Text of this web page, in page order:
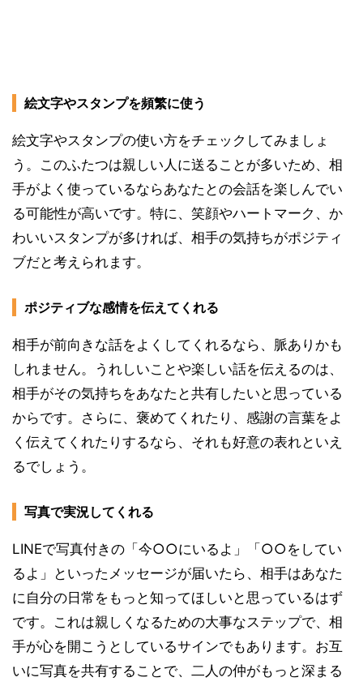
絵文字やスタンプを頻繁に使う
絵文字やスタンプの使い方をチェックしてみましょ
う。このふたつは親しい人に送ることが多いため、相
手がよく使っているならあなたとの会話を楽しんでい
る可能性が高いです。特に、笑顔やハートマーク、か
わいいスタンプが多ければ、相手の気持ちがポジティ
ブだと考えられます。
ポジティブな感情を伝えてくれる
相手が前向きな話をよくしてくれるなら、脈ありかも
しれません。うれしいことや楽しい話を伝えるのは、
相手がその気持ちをあなたと共有したいと思っている
からです。さらに、褒めてくれたり、感謝の言葉をよ
く伝えてくれたりするなら、それも好意の表れといえ
るでしょう。
写真で実況してくれる
LINEで写真付きの「今○○にいるよ」「○○をしてい
るよ」といったメッセージが届いたら、相手はあなた
に自分の日常をもっと知ってほしいと思っているはず
です。これは親しくなるための大事なステップで、相
手が心を開こうとしているサインでもあります。お互
いに写真を共有することで、二人の仲がもっと深まる